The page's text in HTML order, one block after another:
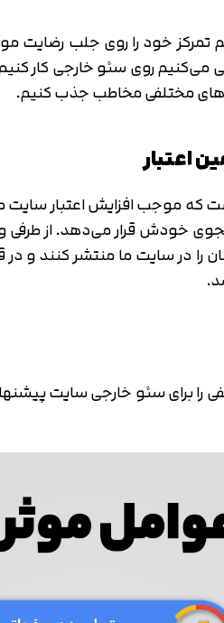
روی سئو خارجی کار کنیم
مختلفی مخاطب جذب کنیم.
که موجب افزایش اعتبار سایت
سایت ما منتشر کنند و در